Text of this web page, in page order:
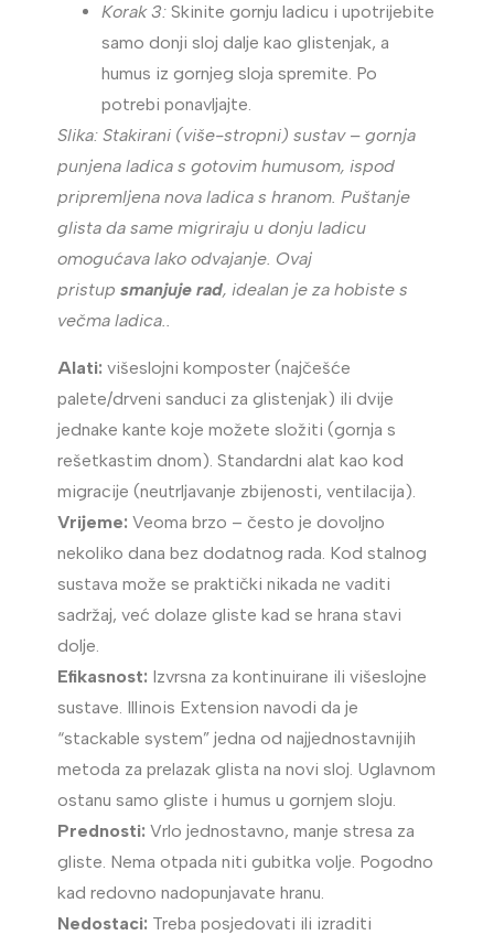
Korak 3: Skinite gornju ladicu i upotrijebite
samo donji sloj dalje kao glistenjak, a
humus iz gornjeg sloja spremite. Po
potrebi ponavljajte.
Slika: Stakirani (više-stropni) sustav – gornja
punjena ladica s gotovim humusom, ispod
pripremljena nova ladica s hranom. Puštanje
glista da same migriraju u donju ladicu
omogućava lako odvajanje. Ovaj
pristupsmanjuje rad, idealan je za hobiste s
večma ladica..
Alati: višeslojni komposter (najčešće
palete/drveni sanduci za glistenjak) ili dvije
jednake kante koje možete složiti (gornja s
rešetkastim dnom). Standardni alat kao kod
migracije (neutrljavanje zbijenosti, ventilacija).
Vrijeme: Veoma brzo – često je dovoljno
nekoliko dana bez dodatnog rada. Kod stalnog
sustava može se praktički nikada ne vaditi
sadržaj, već dolaze gliste kad se hrana stavi
dolje.
Efikasnost: Izvrsna za kontinuirane ili višeslojne
sustave. Illinois Extension navodi da je
“stackable system” jedna od najjednostavnijih
metoda za prelazak glista na novi sloj. Uglavnom
ostanu samo gliste i humus u gornjem sloju.
Prednosti: Vrlo jednostavno, manje stresa za
gliste. Nema otpada niti gubitka volje. Pogodno
kad redovno nadopunjavate hranu.
Nedostaci: Treba posjedovati ili izraditi